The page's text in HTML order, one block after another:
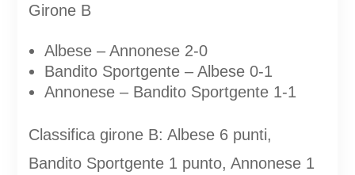
Girone B
Albese – Annonese 2-0
Bandito Sportgente – Albese 0-1
Annonese – Bandito Sportgente 1-1
Classifica girone B: Albese 6 punti,
Bandito Sportgente 1 punto, Annonese 1